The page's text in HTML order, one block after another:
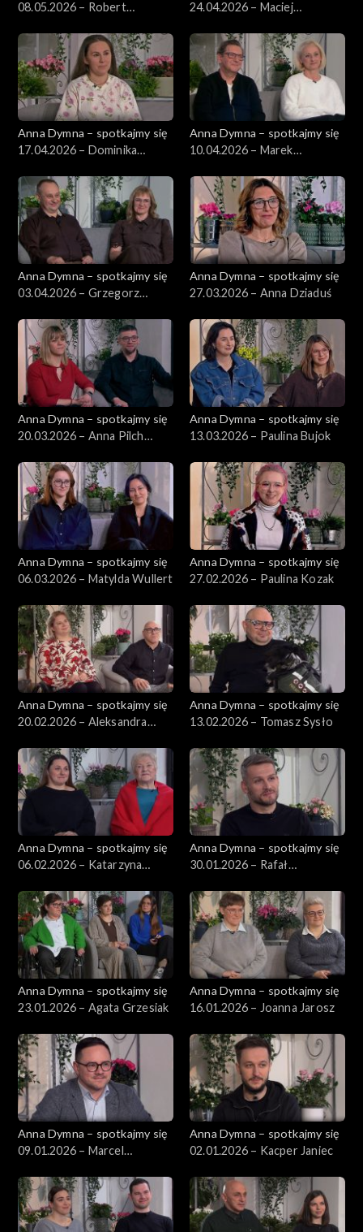
08.05.2026 – Robert
24.04.2026 – Maciej
Anna Dymna – spotkajmy się
17.04.2026 – Dominika
Anna Dymna – spotkajmy się
10.04.2026 – Marek
Anna Dymna – spotkajmy się
03.04.2026 – Grzegorz
Anna Dymna – spotkajmy się
27.03.2026 – Anna Dziaduś
Anna Dymna – spotkajmy się
20.03.2026 – Anna Pilch
Anna Dymna – spotkajmy się
13.03.2026 – Paulina Bujok
Anna Dymna – spotkajmy się
06.03.2026 – Matylda Wullert
Anna Dymna – spotkajmy się
27.02.2026 – Paulina Kozak
Anna Dymna – spotkajmy się
20.02.2026 – Aleksandra
Anna Dymna – spotkajmy się
13.02.2026 – Tomasz Sysło
Anna Dymna – spotkajmy się
06.02.2026 – Katarzyna
Anna Dymna – spotkajmy się
30.01.2026 – Rafał
Anna Dymna – spotkajmy się
23.01.2026 – Agata Grzesiak
Anna Dymna – spotkajmy się
16.01.2026 – Joanna Jarosz
Anna Dymna – spotkajmy się
09.01.2026 – Marcel
Anna Dymna – spotkajmy się
02.01.2026 – Kacper Janiec